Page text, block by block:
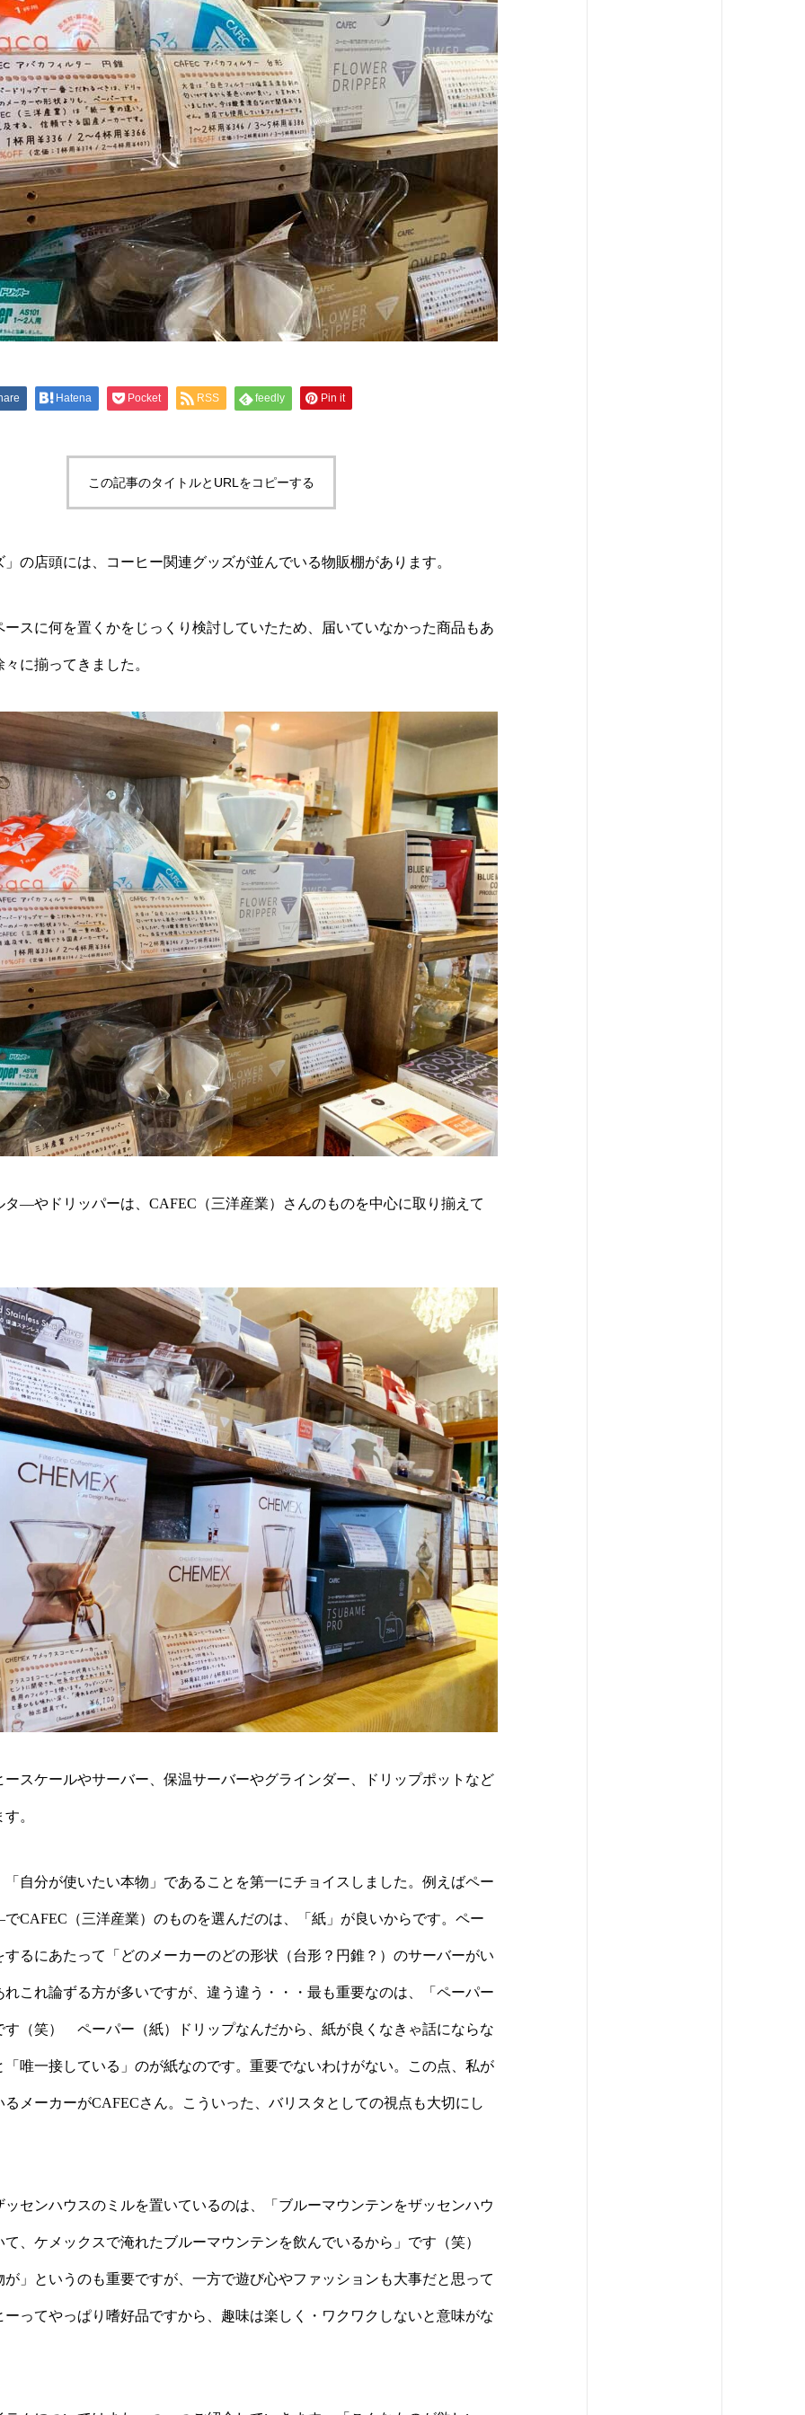
Hatena Pocket RSS feedly Pin it
この記事のタイトルとURLをコピーする
の店頭には、コーヒー関連グッズが並んでいる物販棚があります。
スに何を置くかをじっくり検討していたため、届いていなかった商品もあ
に揃ってきました。
タ―やドリッパーは、CAFEC（三洋産業）さんのものを中心に取り揃えて
ースケールやサーバー、保温サーバーやグラインダー、ドリップポットなど
。
「自分が使いたい本物」であることを第一にチョイスしました。例えばペー
CAFEC（三洋産業）のものを選んだのは、「紙」が良いからです。ペー
するにあたって「どのメーカーのどの形状（台形？円錐？）のサーバーがい
れこれ論ずる方が多いですが、違う違う・・・最も重要なのは、「ペーパー
す（笑） ペーパー（紙）ドリップなんだから、紙が良くなきゃ話にならな
「唯一接している」のが紙なのです。重要でないわけがない。この点、私が
るメーカーがCAFECさん。こういった、バリスタとしての視点も大切にし
ッセンハウスのミルを置いているのは、「ブルーマウンテンをザッセンハウ
て、ケメックスで淹れたブルーマウンテンを飲んでいるから」です（笑）
が」というのも重要ですが、一方で遊び心やファッションも大事だと思って
ーってやっぱり嗜好品ですから、趣味は楽しく・ワクワクしないと意味がな